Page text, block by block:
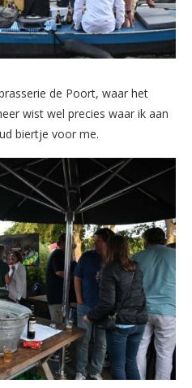
de Poort, waar het
wist wel precies waar ik aan
biertje voor me.